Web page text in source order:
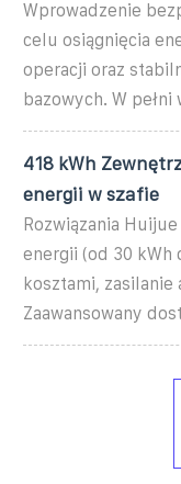
Wprowadzenie
celu osiągnięcia
operacji oraz
bazowych. W
418 kWh
energii w szafie
Rozwiązania
energii (od 30 kWh
kosztami,
Zaawansowany